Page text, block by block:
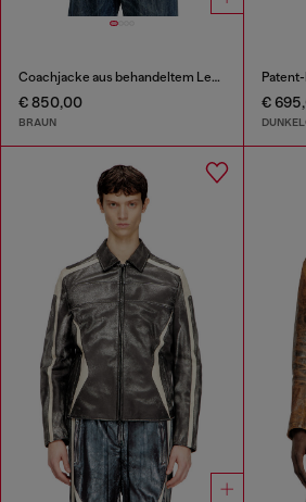
Coachjacke aus behandeltem Leder
€ 850,00
BRAUN
€